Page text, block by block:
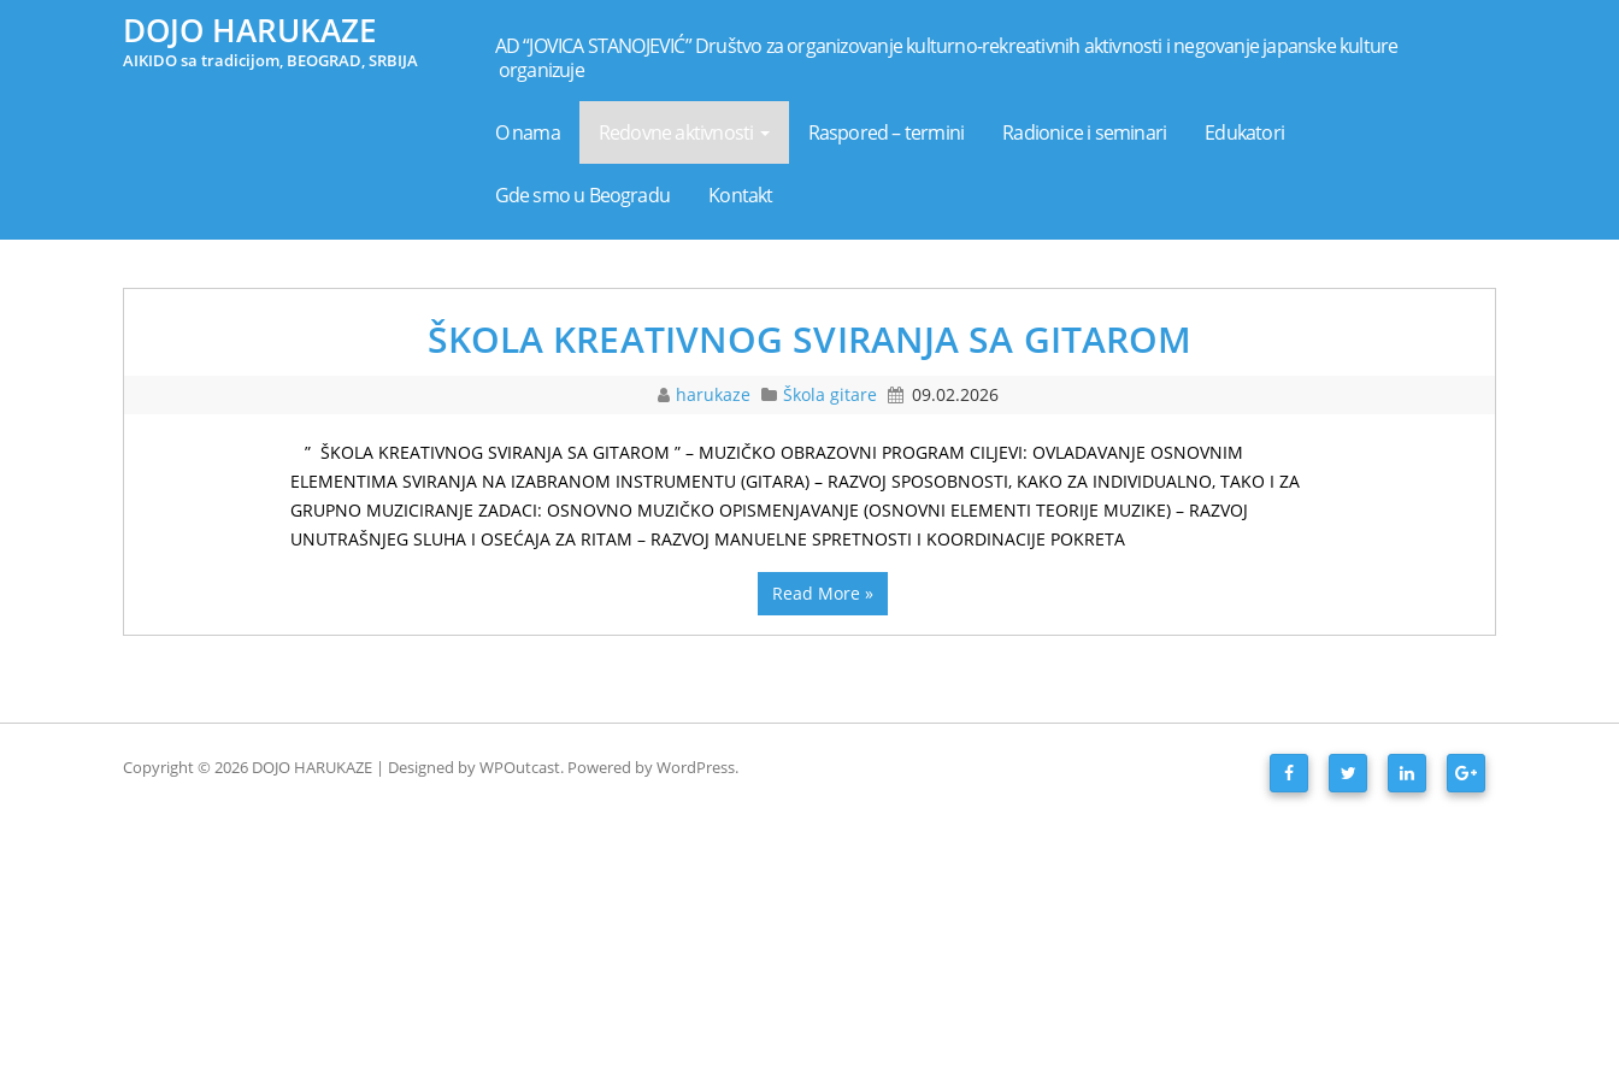
DOJO HARUKAZE
AIKIDO sa tradicijom, BEOGRAD, SRBIJA
AD “JOVICA STANOJEVIĆ” Društvo za organizovanje kulturno-rekreativnih aktivnosti i negovanje japanske kulture
organizuje
O nama Redovne aktivnosti Raspored – termini Radionice i seminari Edukatori
Gde smo u Beogradu Kontakt
ŠKOLA KREATIVNOG SVIRANJA SA GITAROM
harukaze Škola gitare 09.02.2026
” ŠKOLA KREATIVNOG SVIRANJA SA GITAROM ” – MUZIČKO OBRAZOVNI PROGRAM CILJEVI: OVLADAVANJE OSNOVNIM
ELEMENTIMA SVIRANJA NA IZABRANOM INSTRUMENTU (GITARA) – RAZVOJ SPOSOBNOSTI, KAKO ZA INDIVIDUALNO, TAKO I ZA
GRUPNO MUZICIRANJE ZADACI: OSNOVNO MUZIČKO OPISMENJAVANJE (OSNOVNI ELEMENTI TEORIJE MUZIKE) – RAZVOJ
UNUTRAŠNJEG SLUHA I OSEĆAJA ZA RITAM – RAZVOJ MANUELNE SPRETNOSTI I KOORDINACIJE POKRETA
Read More »
Copyright © 2026 DOJO HARUKAZE | Designed byWPOutcast. Powered byWordPress.